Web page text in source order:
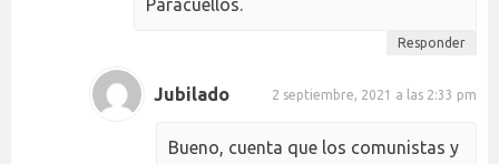
Paracuellos.
Responder
Jubilado 2 septiembre, 2021 a las 2:33 pm
Bueno, cuenta que los comunistas y